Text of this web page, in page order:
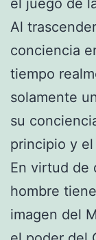
Al
conciencia
tiempo
solamente
su
principio y
En virtud de
hombre
imagen del